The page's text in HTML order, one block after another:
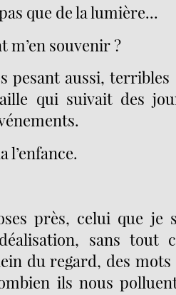
que de la lumière...
m’en souvenir ?
pesant aussi,
qui suivait des
l’enfance.
près, celui que je
sans tout
du regard, des
ils nous